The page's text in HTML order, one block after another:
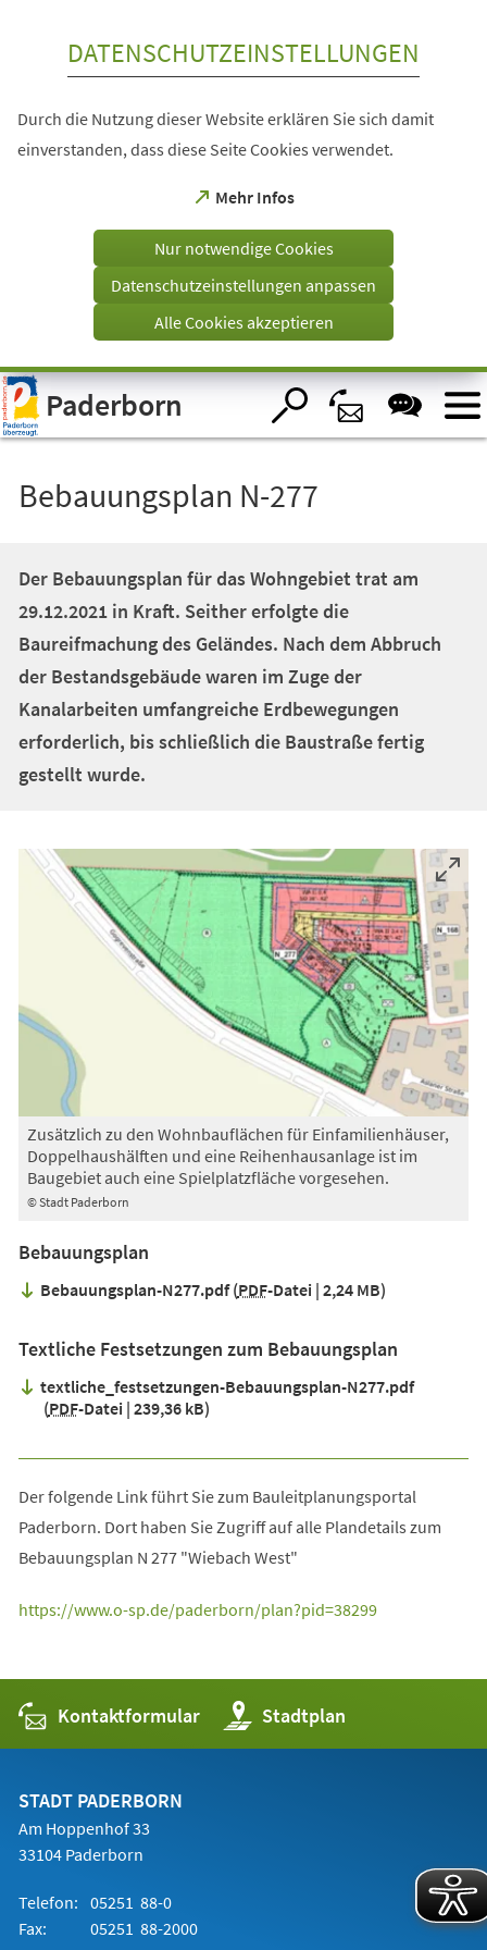
Visuelle
Assistenzsoftware
öffnen.
DATENSCHUTZEINSTELLUNGEN
Durch die Nutzung dieser Website erklären Sie sich damit
einverstanden, dass diese Seite Cookies verwendet.
Mehr Infos
(Öffnet
einem
Tab)
Nur notwendige Cookies
Datenschutzeinstellungen anpassen
Alle Cookies akzeptieren
Paderborn
Bebauungsplan N-277
Der Bebauungsplan für das Wohngebiet trat am
29.12.2021 in Kraft. Seither erfolgte die
Baureifmachung des Geländes. Nach dem Abbruch
der Bestandsgebäude waren im Zuge der
Kanalarbeiten umfangreiche Erdbewegungen
erforderlich, bis schließlich die Baustraße fertig
gestellt wurde.
© Stadt Paderborn
Zusätzlich zu den Wohnbauflächen für Einfamilienhäuser,
Doppelhaushälften und eine Reihenhausanlage ist im
Baugebiet auch eine Spielplatzfläche vorgesehen.
Bebauungsplan
Bebauungsplan-N277.pdf PDF-Datei 2,24 MB
Textliche Festsetzungen zum Bebauungsplan
textliche_festsetzungen-Bebauungsplan-N277.pdf
PDF-Datei 239,36 kB
Der folgende Link führt Sie zum Bauleitplanungsportal
Paderborn. Dort haben Sie Zugriff auf alle Plandetails zum
Bebauungsplan N 277 "Wiebach West"
https://www.o-sp.de/paderborn/plan?pid=38299
(Öffnet
neuen
Tab)
Kontaktformular Stadtplan
(Öffnet
in
einem
STADT PADERBORN
Am Hoppenhof 33
33104 Paderborn
Telefon: 05251 88-0
Fax:
05251 88-2000